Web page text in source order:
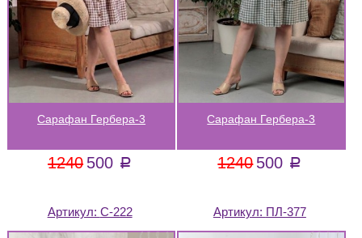
Сарафан Гербера-3
1240 500 a
Сарафан Гербера-3
1240 500 a
Артикул: С-222 Артикул: ПЛ-377